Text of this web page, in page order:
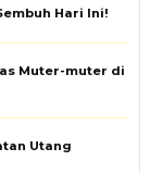
Hari Ini!
Muter-muter di
Utang